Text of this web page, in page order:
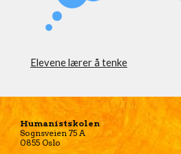
Elevene lærer å tenke
Humanistskolen
Sognsveien 75 A
0855 Oslo